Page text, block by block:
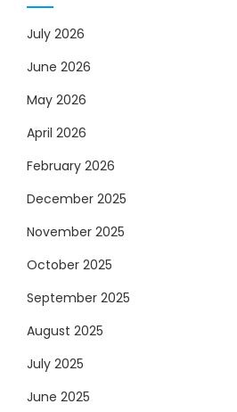
July 2026
June 2026
May 2026
April 2026
February 2026
December 2025
November 2025
October 2025
September 2025
August 2025
July 2025
June 2025